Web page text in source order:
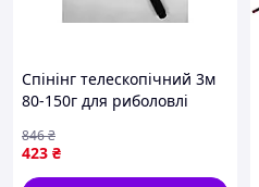
Спінінг телескопічний 3м
80-150г для риболовлі
скловолокна 7 секцій
423 ₴
846₴